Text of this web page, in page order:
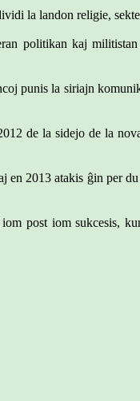
la landon religie,
politikan kaj
punis la siriajn
de la sidejo de la
2013 atakis ĝin per
post iom sukcesis,